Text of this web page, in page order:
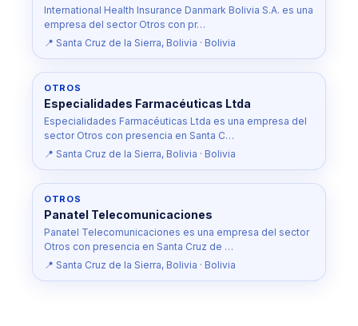
International Health Insurance Danmark Bolivia S.A. es una
empresa del sector Otros con pr…
📍 Santa Cruz de la Sierra, Bolivia · Bolivia
OTROS
Especialidades Farmacéuticas Ltda
Especialidades Farmacéuticas Ltda es una empresa del
sector Otros con presencia en Santa C…
📍 Santa Cruz de la Sierra, Bolivia · Bolivia
OTROS
Panatel Telecomunicaciones
Panatel Telecomunicaciones es una empresa del sector
Otros con presencia en Santa Cruz de …
📍 Santa Cruz de la Sierra, Bolivia · Bolivia